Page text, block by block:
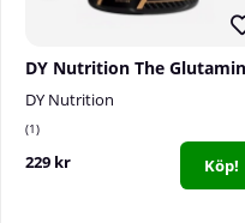
DY Nutrition
1
229 kr Köp!